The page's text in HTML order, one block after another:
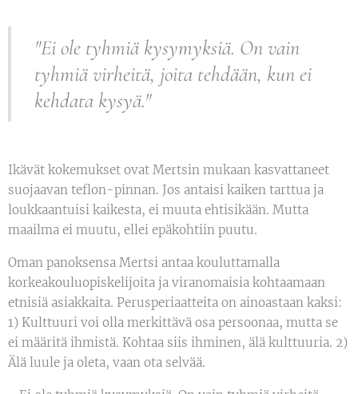
"Ei ole tyhmiä kysymyksiä. On vain
tyhmiä virheitä, joita tehdään, kun ei
kehdata kysyä."
Ikävät kokemukset ovat Mertsin mukaan kasvattaneet
suojaavan teflon-pinnan. Jos antaisi kaiken tarttua ja
loukkaantuisi kaikesta, ei muuta ehtisikään. Mutta
maailma ei muutu, ellei epäkohtiin puutu.
Oman panoksensa Mertsi antaa kouluttamalla
korkeakouluopiskelijoita ja viranomaisia kohtaamaan
etnisiä asiakkaita. Perusperiaatteita on ainoastaan kaksi:
1) Kulttuuri voi olla merkittävä osa persoonaa, mutta se
ei määritä ihmistä. Kohtaa siis ihminen, älä kulttuuria. 2)
Älä luule ja oleta, vaan ota selvää.